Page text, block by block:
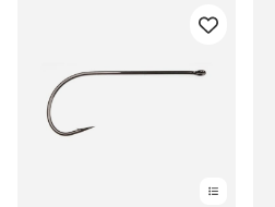
Vad är ett flugfiskeset?
Vad är